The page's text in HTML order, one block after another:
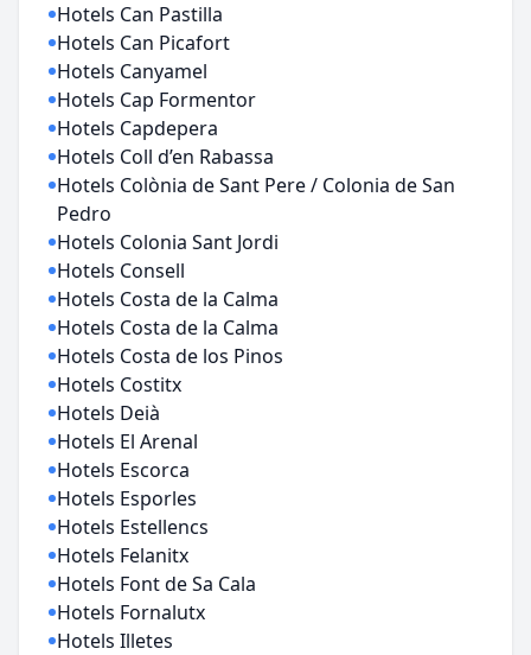
Hotels Can Pastilla
Hotels Can Picafort
Hotels Canyamel
Hotels Cap Formentor
Hotels Capdepera
Hotels Coll d’en Rabassa
Hotels Colònia de Sant Pere / Colonia de San
Pedro
Hotels Colonia Sant Jordi
Hotels Consell
Hotels Costa de la Calma
Hotels Costa de la Calma
Hotels Costa de los Pinos
Hotels Costitx
Hotels Deià
Hotels El Arenal
Hotels Escorca
Hotels Esporles
Hotels Estellencs
Hotels Felanitx
Hotels Font de Sa Cala
Hotels Fornalutx
Hotels Illetes